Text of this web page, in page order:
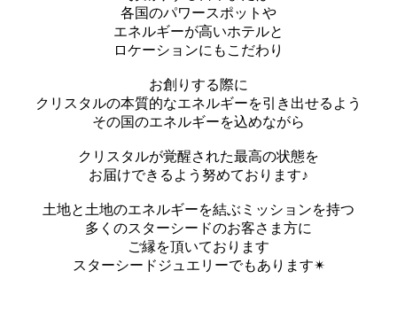
各国のパワースポットや
エネルギーが高いホテルと
ロケーションにもこだわり
お創りする際に
クリスタルの本質的なエネルギーを引き出せるよう
その国のエネルギーを込めながら
クリスタルが覚醒された最高の状態を
お届けできるよう努めております♪
土地と土地のエネルギーを結ぶミッションを持つ
多くのスターシードのお客さま方に
ご縁を頂いております
スターシードジュエリーでもあります✴︎